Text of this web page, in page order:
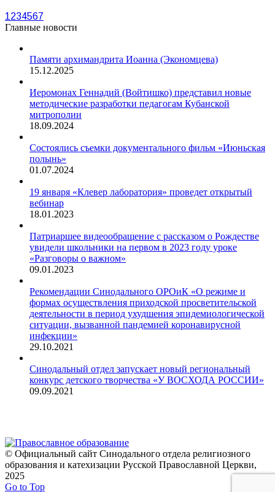
1234567
Главные новости
Памяти архимандрита Иоанна (Экономцева)
15.12.2025
Иеромонах Геннадий (Войтишко) представил новые
методические разработки педагогам Кубанской
митрополии
18.09.2024
Состоялись съемки документального фильм «Июньская
полынь»
01.07.2024
19 января «Клевер лаборатория» проведет открытый
вебинар
18.01.2023
Патриаршее видеообращение с рассказом о Рождестве
увидели школьники на первом в 2023 году уроке
«Разговоры о важном»
09.01.2023
Рекомендации Синодального ОРОиК «О режиме и
формах осуществления приходской просветительской
деятельности в период ухудшения эпидемиологической
ситуации, вызванной пандемией коронавирусной
инфекции»
29.10.2021
Синодальный отдел запускает новый региональный
конкурс детского творчества «У ВОСХОДА РОССИИ»
09.09.2021
© Официальный сайт Синодального отдела религиозного
образования и катехизации Русской Православной Церкви,
2025
Go to Top